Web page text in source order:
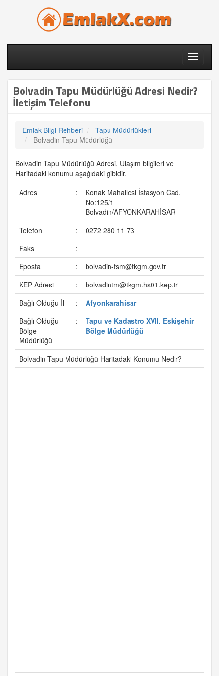
Toggle
Bolvadin Tapu Müdürlüğü Adresi Nedir?
İletişim Telefonu
Emlak Bilgi Rehberi
Tapu Müdürlükleri
Bolvadin Tapu Müdürlüğü
Bolvadin Tapu Müdürlüğü Adresi, Ulaşım bilgileri ve
Haritadaki konumu aşağıdaki gibidir.
Adres
:
Konak Mahallesi İstasyon Cad.
No:125/1
Bolvadin/AFYONKARAHİSAR
Telefon
:
0272 280 11 73
Faks
:
Eposta
:
bolvadin-tsm@tkgm.gov.tr
KEP Adresi
:
bolvadintm@tkgm.hs01.kep.tr
Bağlı Olduğu İl
:
Afyonkarahisar
Bağlı Olduğu
Bölge
Müdürlüğü
:
Tapu ve Kadastro XVII. Eskişehir
Bölge Müdürlüğü
Bolvadin Tapu Müdürlüğü Haritadaki Konumu Nedir?